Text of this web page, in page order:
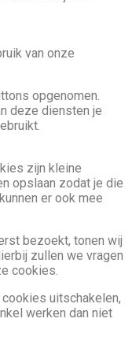
van onze
opgenomen.
deze diensten je
zijn kleine
opslaan zodat je die
er ook mee
bezoekt, tonen wij
zullen we vragen
cookies.
uitschakelen,
werken dan niet